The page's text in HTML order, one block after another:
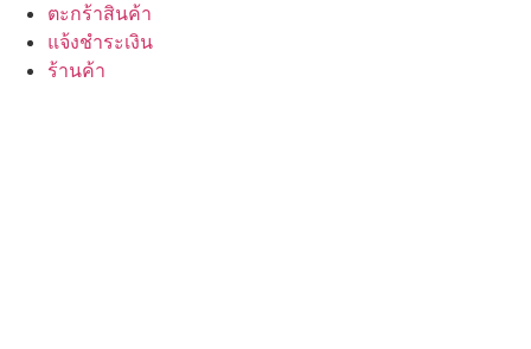
ตะกร้าสินค้า
แจ้งชำระเงิน
ร้านค้า